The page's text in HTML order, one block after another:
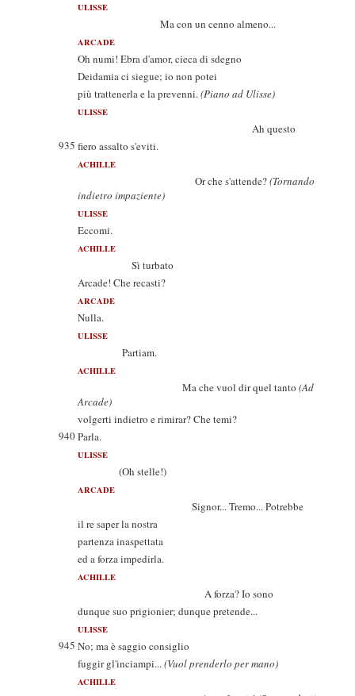
ULISSE
Ma con un cenno almeno...
ARCADE
Oh numi! Ebra d'amor, cieca di sdegno
Deidamia ci siegue; io non potei
più trattenerla e la prevenni.(Piano ad Ulisse)
ULISSE
Ah questo
935 fiero assalto s'eviti.
ACHILLE
Or che s'attende?(Tornando
indietro impaziente)
ULISSE
Eccomi.
ACHILLE
Sì turbato
Arcade! Che recasti?
ARCADE
Nulla.
ULISSE
Partiam.
ACHILLE
Ma che vuol dir quel tanto (Ad
Arcade)
volgerti indietro e rimirar? Che temi?
940Parla.
ULISSE
(Oh stelle!)
ARCADE
Signor... Tremo... Potrebbe
il re saper la nostra
partenza inaspettata
ed a forza impedirla.
ACHILLE
A forza? Io sono
dunque suo prigionier; dunque pretende...
ULISSE
945 No; ma è saggio consiglio
fuggir gl'inciampi...(Vuol prenderlo per mano)
ACHILLE